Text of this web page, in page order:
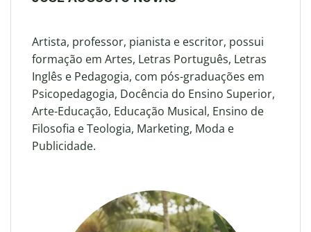
Artista, professor, pianista e escritor, possui
formação em Artes, Letras Português, Letras
Inglês e Pedagogia, com pós-graduações em
Psicopedagogia, Docência do Ensino Superior,
Arte-Educação, Educação Musical, Ensino de
Filosofia e Teologia, Marketing, Moda e
Publicidade.